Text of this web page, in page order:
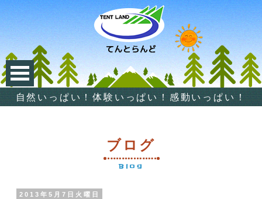
自然いっぱい！体験いっぱい！感動いっぱい！
ブログ
Blog
2013年5月7日火曜日